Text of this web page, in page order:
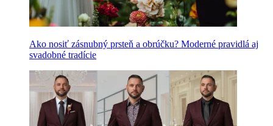
Ako nosiť zásnubný prsteň a obrúčku? Moderné pravidlá aj
svadobné tradície